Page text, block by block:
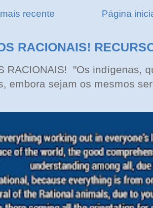
recente Página
RACIONAIS!
RACIONAIS! "Os indígenas,
embora sejam os mesmos